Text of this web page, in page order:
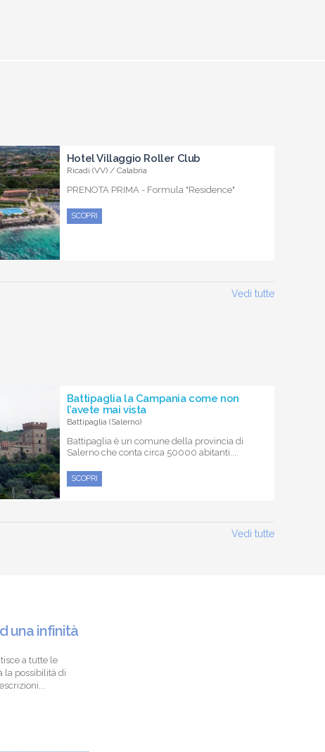
Hotel Villaggio Roller Club
Ricadi (VV) / Calabria
PRENOTA PRIMA - Formula "Residence"
SCOPRI
Vedi tutte
Battipaglia la Campania come non
l’avete mai vista
Battipaglia (Salerno)
Battipaglia è un comune della provincia di
Salerno che conta circa 50000 abitanti....
SCOPRI
Vedi tutte
una infinità
a tutte le
la possibilità di